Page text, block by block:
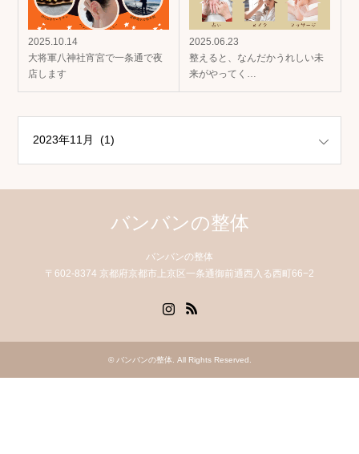
2025.10.14
大将軍八神社宵宮で一条通で夜
店します
2025.06.23
整えると、なんだかうれしい未
来がやってく…
バンバンの整体
バンバンの整体
〒602-8374 京都府京都市上京区一条通御前通西入る西町66−2
© バンバンの整体 . All Rights Reserved.